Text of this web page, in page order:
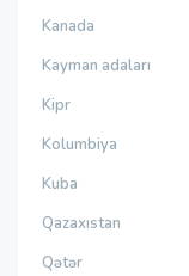
Kanada
Kayman adaları
Kipr
Kolumbiya
Kuba
Qazaxıstan
Qətər